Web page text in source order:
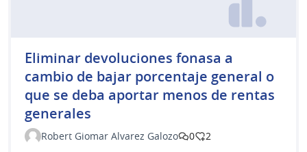
Eliminar devoluciones fonasa a
cambio de bajar porcentaje general o
que se deba aportar menos de rentas
generales
Robert Giomar Alvarez Galozo 0 2